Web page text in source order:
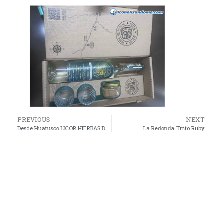
PREVIOUS NEXT
La Redonda Tinto Ruby